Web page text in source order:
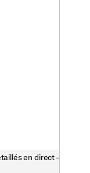
en direct -